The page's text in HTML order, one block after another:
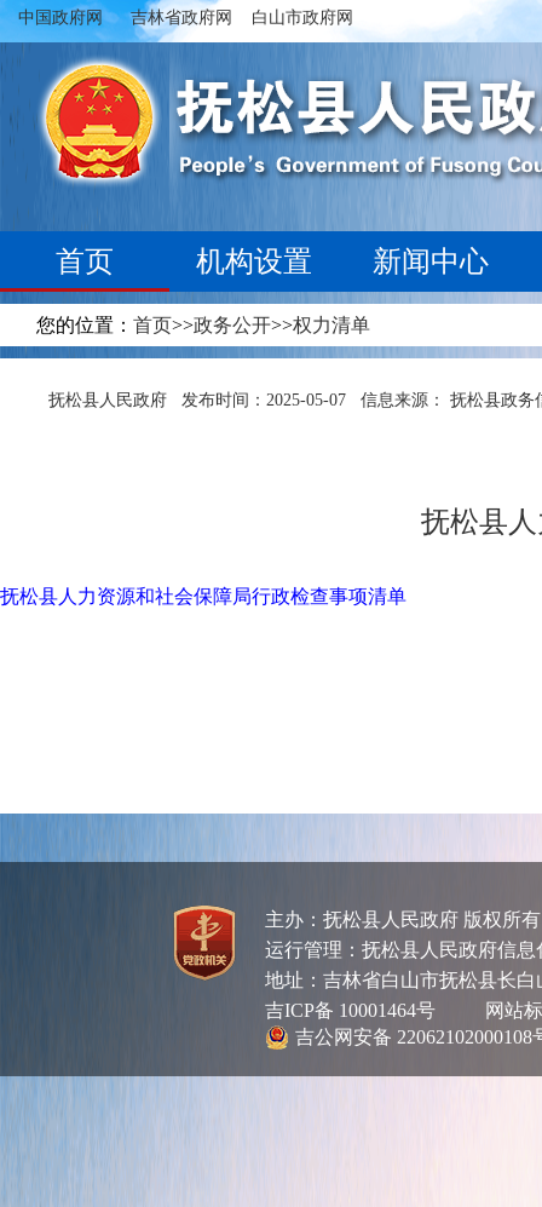
中国政府网 吉林省政府网 白山市政府网
首页 机构设置 新闻中心
您的位置： 首页>>政务公开>>权力清单
抚松县人民政府 发布时间：2025-05-07 信息来源： 抚松县政务
抚松县
抚松县人力资源和社会保障局行政检查事项清单
主办：抚松县人民政府 版权
运行管理：抚松县人民政府信
地址：吉林省白山市抚松县长
吉ICP备 10001464号
网站标
吉公网安备 22062102000108